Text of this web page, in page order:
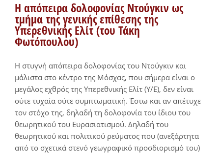
H απόπειρα δολοφονίας Ντούγκιν ως
τμήμα της γενικής επίθεσης της
Υπερεθνικής Ελίτ (του Τάκη
Φωτόπουλου)
Η στυγνή απόπειρα δολοφονίας του Ντούγκιν και
μάλιστα στο κέντρο της Μόσχας, που σήμερα είναι ο
μεγάλος εχθρός της Υπερεθνικής Ελίτ (Υ/Ε), δεν είναι
ούτε τυχαία ούτε συμπτωματική. Έστω και αν απέτυχε
τον στόχο της, δηλαδή τη δολοφονία του ίδιου του
θεωρητικού του Ευρασιατισμού. Δηλαδή του
θεωρητικού και πολιτικού ρεύματος που (ανεξάρτητα
από το σχετικά στενό γεωγραφικό προσδιορισμό του)